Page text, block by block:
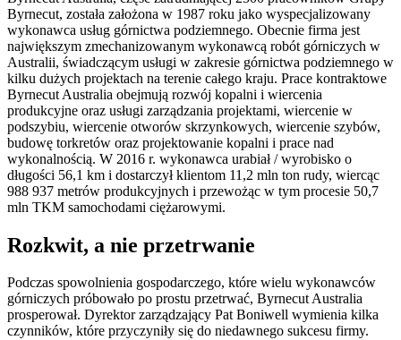
Byrnecut, została założona w 1987 roku jako wyspecjalizowany
wykonawca usług górnictwa podziemnego. Obecnie firma jest
największym zmechanizowanym wykonawcą robót górniczych w
Australii, świadczącym usługi w zakresie górnictwa podziemnego w
kilku dużych projektach na terenie całego kraju. Prace kontraktowe
Byrnecut Australia obejmują rozwój kopalni i wiercenia
produkcyjne oraz usługi zarządzania projektami, wiercenie w
podszybiu, wiercenie otworów skrzynkowych, wiercenie szybów,
budowę torkretów oraz projektowanie kopalni i prace nad
wykonalnością. W 2016 r. wykonawca urabiał / wyrobisko o
długości 56,1 km i dostarczył klientom 11,2 mln ton rudy, wiercąc
988 937 metrów produkcyjnych i przewożąc w tym procesie 50,7
mln TKM samochodami ciężarowymi.
Rozkwit, a nie przetrwanie
Podczas spowolnienia gospodarczego, które wielu wykonawców
górniczych próbowało po prostu przetrwać, Byrnecut Australia
prosperował. Dyrektor zarządzający Pat Boniwell wymienia kilka
czynników, które przyczyniły się do niedawnego sukcesu firmy.